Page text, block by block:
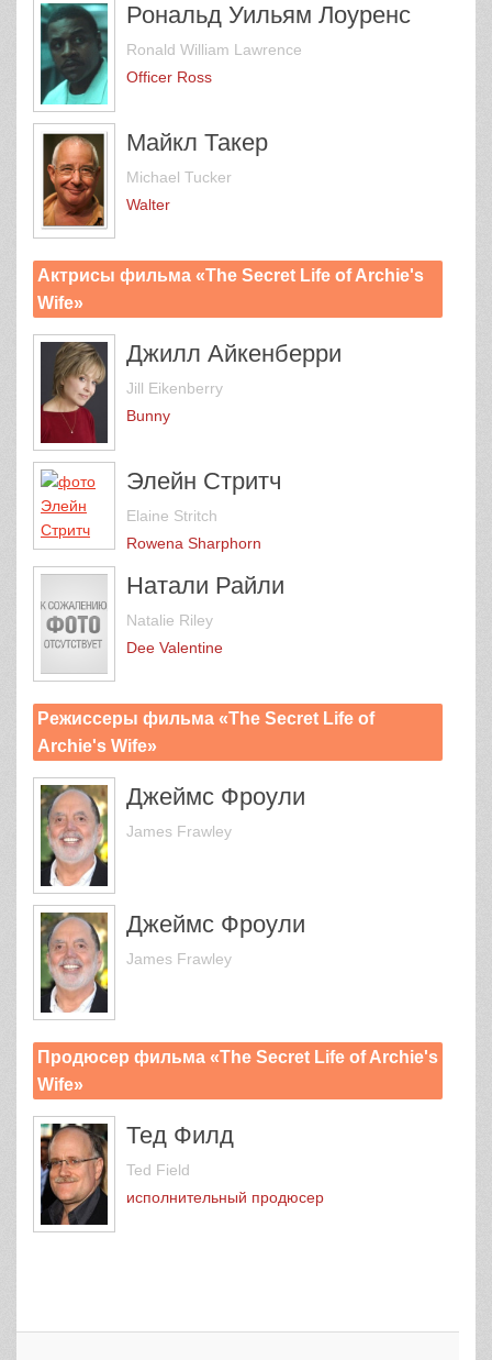
Рональд Уильям Лоуренс
Ronald William Lawrence
Officer Ross
Майкл Такер
Michael Tucker
Walter
Актрисы фильма «The Secret Life of Archie's
Wife»
Джилл Айкенберри
Jill Eikenberry
Bunny
Элейн Стритч
Elaine Stritch
Rowena Sharphorn
Натали Райли
Natalie Riley
Dee Valentine
Режиссеры фильма «The Secret Life of
Archie's Wife»
Джеймс Фроули
James Frawley
Джеймс Фроули
James Frawley
Продюсер фильма «The Secret Life of Archie's
Wife»
Тед Филд
Ted Field
исполнительный продюсер